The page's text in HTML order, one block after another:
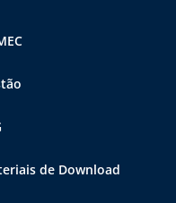
de Download